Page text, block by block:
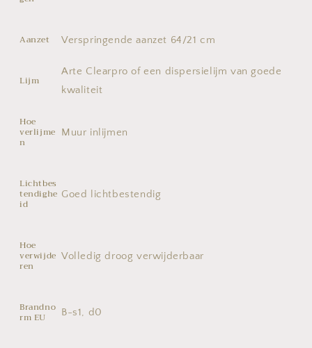
Aanzet Verspringende aanzet 64/21 cm
Lijm
Arte Clearpro of een dispersielijm van goede
kwaliteit
Hoe
verlijme
n
Muur inlijmen
Lichtbes
tendighe
id
Goed lichtbestendig
Hoe
verwijde
ren
Volledig droog verwijderbaar
Brandno
rm EU B-s1, d0